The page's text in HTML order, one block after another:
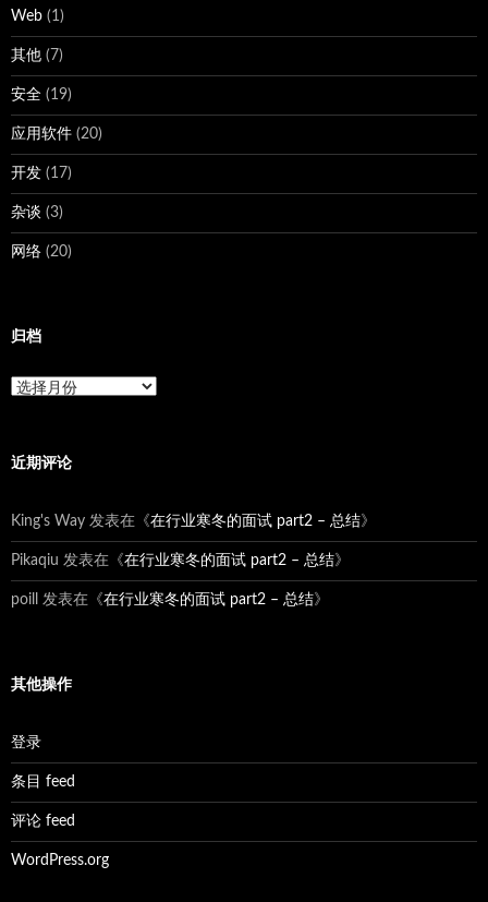
Web (1)
其他 (7)
安全 (19)
应用软件 (20)
开发 (17)
杂谈 (3)
网络 (20)
归档
归
近期评论
King's Way 发表在《在行业寒冬的面试 part2 – 总结》
Pikaqiu 发表在《在行业寒冬的面试 part2 – 总结》
poill 发表在《在行业寒冬的面试 part2 – 总结》
其他操作
登录
条目 feed
评论 feed
WordPress.org